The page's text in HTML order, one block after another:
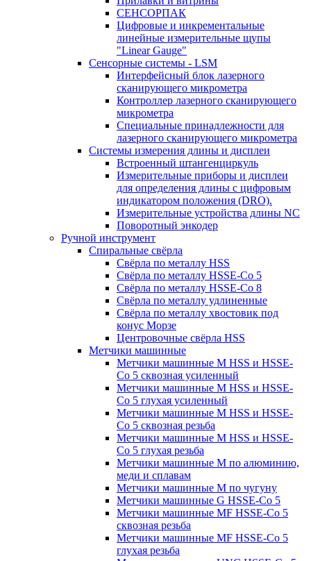
СЕНСОРПАК
Цифровые и инкрементальные
линейные измерительные щупы
"Linear Gauge"
Сенсорные системы - LSM
Интерфейсный блок лазерного
сканирующего микрометра
Контроллер лазерного сканирующего
микрометра
Специальные принадлежности для
лазерного сканирующего микрометра
Системы измерения длины и дисплеи
Встроенный штангенциркуль
Измерительные приборы и дисплеи
для определения длины с цифровым
индикатором положения (DRO).
Измерительные устройства длины NC
Поворотный энкодер
Ручной инструмент
Спиральные свёрла
Свёрла по металлу HSS
Свёрла по металлу HSSE-Co 5
Свёрла по металлу HSSE-Co 8
Свёрла по металлу удлиненные
Свёрла по металлу хвостовик под
конус Морзе
Центровочные свёрла HSS
Метчики машинные
Метчики машинные M HSS и HSSE-
Co 5 сквозная усиленный
Метчики машинные M HSS и HSSE-
Co 5 глухая усиленный
Метчики машинные M HSS и HSSE-
Co 5 сквозная резьба
Метчики машинные M HSS и HSSE-
Co 5 глухая резьба
Метчики машинные M по алюминию,
меди и сплавам
Метчики машинные M по чугуну
Метчики машинные G HSSE-Co 5
Метчики машинные MF HSSE-Co 5
сквозная резьба
Метчики машинные MF HSSE-Co 5
глухая резьба